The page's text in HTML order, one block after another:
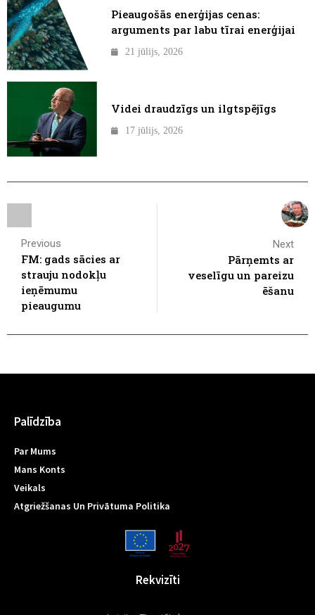
Pieaugošās enerģijas cenas:
arguments par labu tīrai enerģijai
21 jūlijs, 2026
Videi draudzīgs un ilgtspējīgs
17 jūlijs, 2026
Previous
FM: gads sācies ar
strauju nodokļu
ieņēmumu
pieaugumu
Next
Pārņemts ar
veselīgu un pareizu
ēšanu
Palīdzība
Par Mums
Mans Konts
Veikals
Atgriežšanas Un Privātuma Politika
Rekvizīti